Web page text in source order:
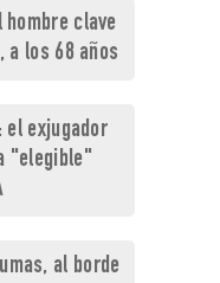
clave
a los 68 años
el exjugador
"elegible"
al borde